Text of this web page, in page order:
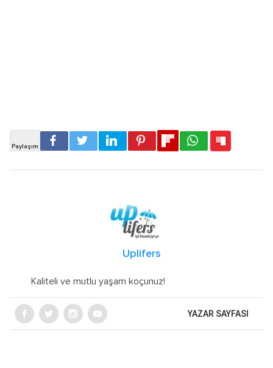
Uplifers
Kaliteli ve mutlu yaşam koçunuz!
YAZAR SAYFASI